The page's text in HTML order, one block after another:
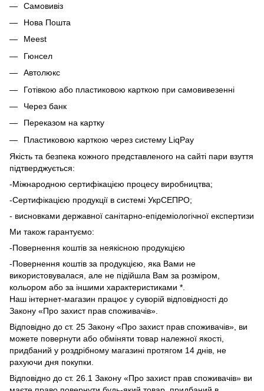
Самовивіз
Нова Пошта
Meest
Гюнсел
Автолюкс
Готівкою або пластиковою карткою при самовивезенні
Через банк
Переказом на картку
Пластиковою карткою через систему LiqPay
Якість та безпека кожного представленого на сайті пари взуття
підтверджується:
-Міжнародною сертифікацією процесу виробництва;
-Сертифікацією продукції в системі УкрСЕПРО;
- висновками державної санітарно-епідеміологічної експертизи
Ми також гарантуємо:
-Повернення коштів за неякісною продукцією
-Повернення коштів за продукцією, яка Вами не
використовувалася, але не підійшла Вам за розміром,
кольором або за іншими характеристиками *.
Наш інтернет-магазин працює у суворій відповідності до
Закону «Про захист прав споживачів».
Відповідно до ст. 25 Закону «Про захист прав споживачів», ви
можете повернути або обміняти товар належної якості,
придбаний у роздрібному магазині протягом 14 днів, не
рахуючи дня покупки.
Відповідно до ст. 26.1 Закону «Про захист прав споживачів» ви